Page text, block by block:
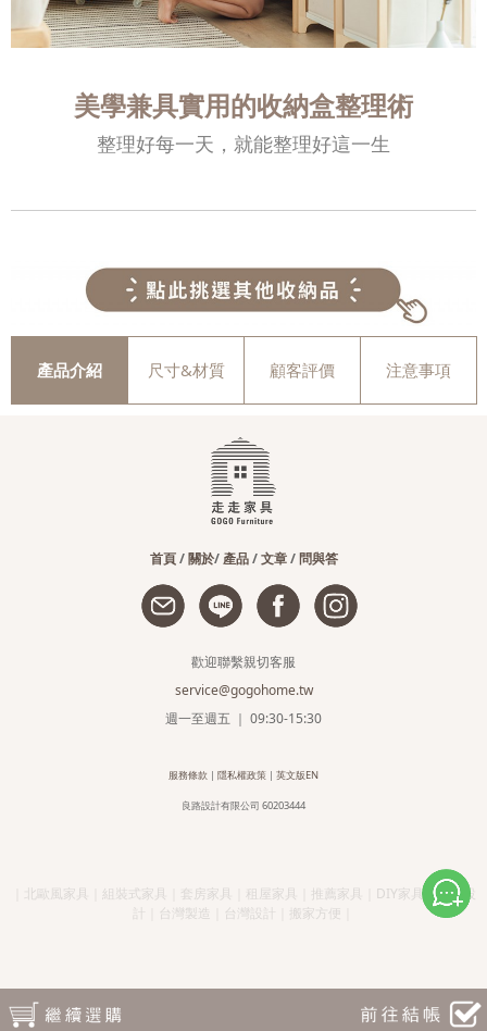
美學兼具實用的收納盒整理術
整理好每一天，就能整理好這一生
產品介紹 尺寸&材質 顧客評價 注意事項
首頁/關於/產品/文章/問與答
歡迎聯繫親切客服
service@gogohome.tw
週一至週五 ｜ 09:30-15:30
服務條款 | 隱私權政策 | 英文版EN
良路設計有限公司 60203444
｜北歐風家具｜組裝式家具｜套房家具｜租屋家具｜推薦家具｜DIY家具｜簡約設
計｜台灣製造｜台灣設計｜搬家方便｜